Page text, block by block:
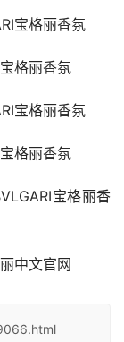
宝格丽香氛
格丽香氛
宝格丽香氛
格丽香氛
宝格丽香
中文官网